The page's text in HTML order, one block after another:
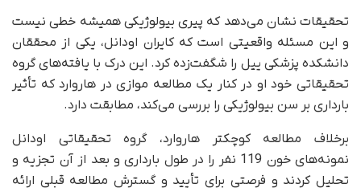
تحقیقات نشان می‌دهد که پیری بیولوژیکی همیشه خطی نیست
و این مسئله واقعیتی است که کایران اودانل، یکی از محققان
دانشکده پزشکی ییل را شگفت‌زده کرد. این درک با یافته‌های گروه
تحقیقاتی خود او در کنار یک مطالعه موازی در هاروارد که تأثیر
بارداری بر سن بیولوژیکی را بررسی می‌کند، مطابقت دارد.
برخلاف مطالعه کوچکتر هاروارد، گروه تحقیقاتی اودانل
نمونه‌های خون 119 نفر را در طول بارداری و بعد از آن تجزیه و
تحلیل کردند و فرصتی برای تأیید و گسترش مطالعه قبلی ارائه